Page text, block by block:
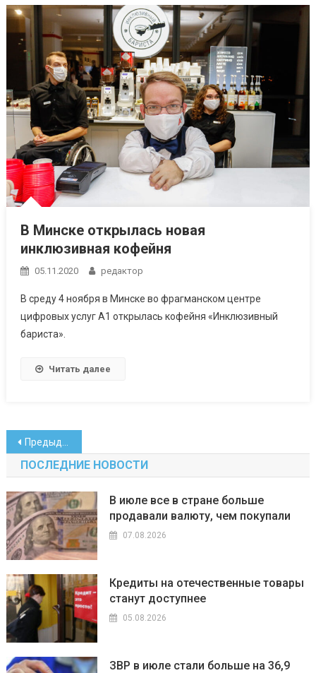
В Минске открылась новая
инклюзивная кофейня
05.11.2020 редактор
В среду 4 ноября в Минске во фрагманском центре
цифровых услуг А1 открылась кофейня «Инклюзивный
бариста».
Читать далее
Навигация
по
записям
Предыдущие записи
ПОСЛЕДНИЕ НОВОСТИ
В июле все в стране больше
продавали валюту, чем покупали
07.08.2026
Кредиты на отечественные товары
станут доступнее
05.08.2026
ЗВР в июле стали больше на 36,9